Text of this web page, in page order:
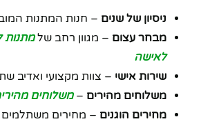
ניסיון של שנים – חנות המתנות
מבחר עצום – מגוון רחב שלמתנות
לאישה
שירות אישי – צוות מקצועי ואדיב
משלוחים מהירים –משלוחים
מחירים הוגנים – מחירים